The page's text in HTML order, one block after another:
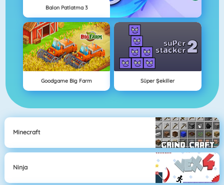
Balon Patlatma 3
Goodgame Big Farm Süper Şekiller
Minecraft
Ninja